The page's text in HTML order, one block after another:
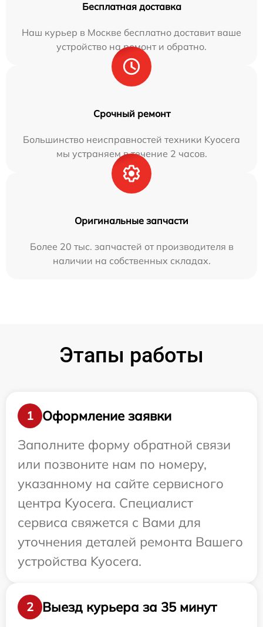
Бесплатная доставка
Наш курьер в Москве бесплатно доставит ваше
устройство на ремонт и обратно.
Срочный ремонт
Большинство неисправностей техники Kyocera
мы устраняем в течение 2 часов.
Оригинальные запчасти
Более 20 тыс. запчастей от производителя в
наличии на собственных складах.
Этапы работы
1
Оформление заявки
Заполните форму обратной связи
или позвоните нам по номеру,
указанному на сайте сервисного
центра Kyocera. Специалист
сервиса свяжется с Вами для
уточнения деталей ремонта Вашего
устройства Kyocera.
2
Выезд курьера за 35 минут